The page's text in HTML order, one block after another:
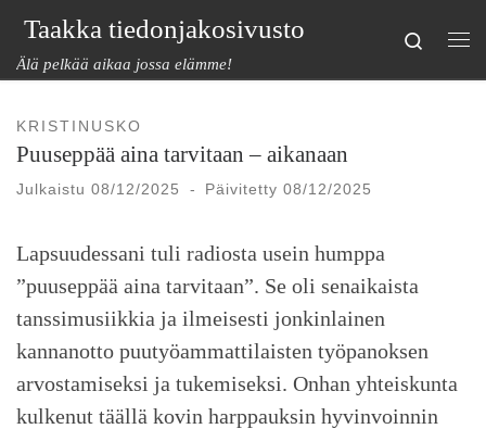
Skip to content
Taakka tiedonjakosivusto
Älä pelkää aikaa jossa elämme!
Search
KRISTINUSKO
Puuseppää aina tarvitaan – aikanaan
Julkaistu 08/12/2025 - Päivitetty08/12/2025
Lapsuudessani tuli radiosta usein humppa
”puuseppää aina tarvitaan”. Se oli senaikaista
tanssimusiikkia ja ilmeisesti jonkinlainen
kannanotto puutyöammattilaisten työpanoksen
arvostamiseksi ja tukemiseksi. Onhan yhteiskunta
kulkenut täällä kovin harppauksin hyvinvoinnin